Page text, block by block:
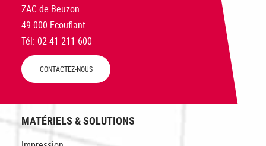
ZAC de Beuzon
49 000 Ecouflant
Tél: 02 41 211 600
CONTACTEZ-NOUS
MATÉRIELS & SOLUTIONS